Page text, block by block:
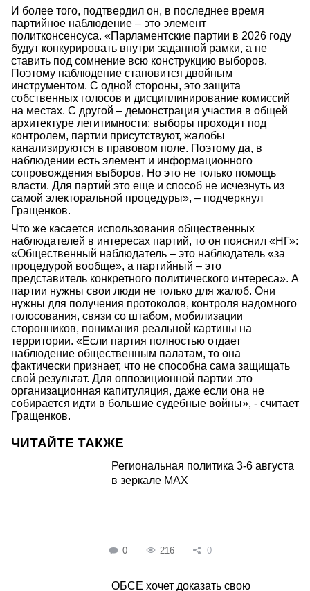
И более того, подтвердил он, в последнее время
партийное наблюдение – это элемент
политконсенсуса. «Парламентские партии в 2026 году
будут конкурировать внутри заданной рамки, а не
ставить под сомнение всю конструкцию выборов.
Поэтому наблюдение становится двойным
инструментом. С одной стороны, это защита
собственных голосов и дисциплинирование комиссий
на местах. С другой – демонстрация участия в общей
архитектуре легитимности: выборы проходят под
контролем, партии присутствуют, жалобы
канализируются в правовом поле. Поэтому да, в
наблюдении есть элемент и информационного
сопровождения выборов. Но это не только помощь
власти. Для партий это еще и способ не исчезнуть из
самой электоральной процедуры», – подчеркнул
Гращенков.
Что же касается использования общественных
наблюдателей в интересах партий, то он пояснил «НГ»:
«Общественный наблюдатель – это наблюдатель «за
процедурой вообще», а партийный – это
представитель конкретного политического интереса». А
партии нужны свои люди не только для жалоб. Они
нужны для получения протоколов, контроля надомного
голосования, связи со штабом, мобилизации
сторонников, понимания реальной картины на
территории. «Если партия полностью отдает
наблюдение общественным палатам, то она
фактически признает, что не способна сама защищать
свой результат. Для оппозиционной партии это
организационная капитуляция, даже если она не
собирается идти в большие судебные войны», - считает
Гращенков.
ЧИТАЙТЕ ТАКЖЕ
Региональная политика 3-6 августа
в зеркале MAX
0 216 0
ОБСЕ хочет доказать свою